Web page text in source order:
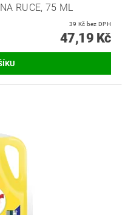
RUCE, 75 ML
39 Kč bez DPH
47,19 Kč